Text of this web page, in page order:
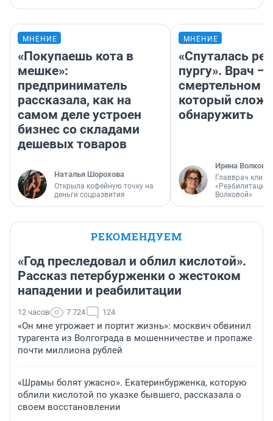
МНЕНИЕ
«Покупаешь кота в
мешке»:
предприниматель
рассказала, как на
самом деле устроен
бизнес со складами
дешевых товаров
Наталья Шорохова
Открыла кофейную точку на
деньги соцразвития
МНЕНИЕ
«Спуталась
пургу». Врач —
смертельном
который
обнаружить
Ирина Волкова
Главврач
«Реабилитация
Волковой»
РЕКОМЕНДУЕМ
«Год преследовал и облил кислотой».
Рассказ петербурженки о жестоком
нападении и реабилитации
12 часов 7 724 124
«Он мне угрожает и портит жизнь»: москвич обвинил
турагента из Волгограда в мошенничестве и пропаже
почти миллиона рублей
«Шрамы болят ужасно». Екатеринбурженка, которую
облили кислотой по указке бывшего, рассказала о
своем восстановлении